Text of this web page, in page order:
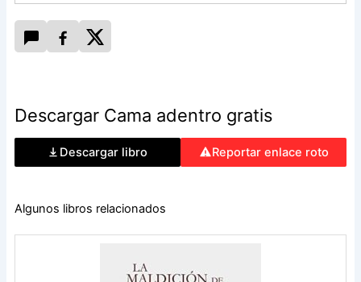
Descargar Cama adentro gratis
Descargar libro Reportar enlace roto
Algunos libros relacionados